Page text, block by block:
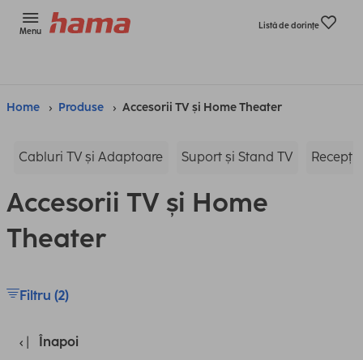
Menu
Listă de dorinţe
Home Produse Accesorii TV și Home Theater
Cabluri TV și Adaptoare Suport și Stand TV
Accesorii TV și Home
Theater
Filtru (2)
Înapoi